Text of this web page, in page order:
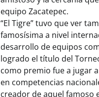
equipo Zacatepec.
“El Tigre” tuvo que ver
famosísima a nivel
desarrollo de equipos
logrado el título del
como premio fue a jugar
en competencias
creador de aquel famoso